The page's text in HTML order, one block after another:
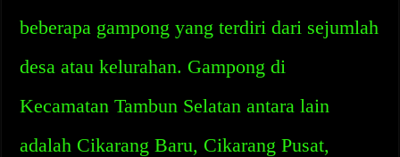
beberapa gampong yang terdiri dari sejumlah
desa atau kelurahan. Gampong di
Kecamatan Tambun Selatan antara lain
adalah Cikarang Baru, Cikarang Pusat,